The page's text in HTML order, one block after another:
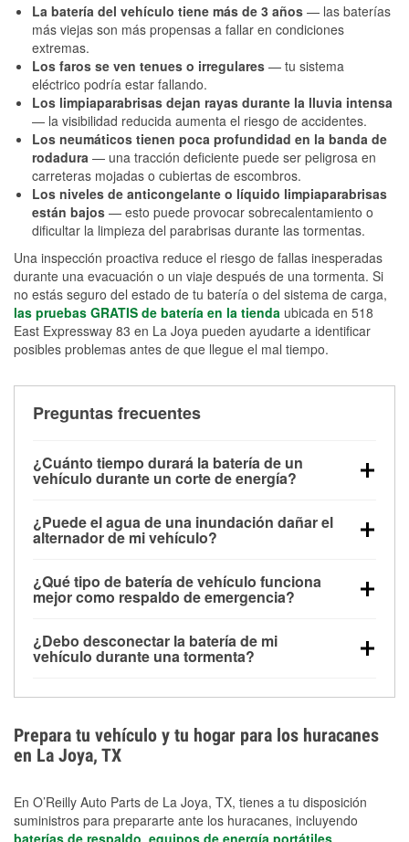
La batería del vehículo tiene más de 3 años — las baterías
más viejas son más propensas a fallar en condiciones
extremas.
Los faros se ven tenues o irregulares — tu sistema
eléctrico podría estar fallando.
Los limpiaparabrisas dejan rayas durante la lluvia intensa
— la visibilidad reducida aumenta el riesgo de accidentes.
Los neumáticos tienen poca profundidad en la banda de
rodadura — una tracción deficiente puede ser peligrosa en
carreteras mojadas o cubiertas de escombros.
Los niveles de anticongelante o líquido limpiaparabrisas
están bajos — esto puede provocar sobrecalentamiento o
dificultar la limpieza del parabrisas durante las tormentas.
Una inspección proactiva reduce el riesgo de fallas inesperadas
durante una evacuación o un viaje después de una tormenta. Si
no estás seguro del estado de tu batería o del sistema de carga,
las pruebas GRATIS de batería en la tienda ubicada en 518
East Expressway 83 en La Joya pueden ayudarte a identificar
posibles problemas antes de que llegue el mal tiempo.
Preguntas frecuentes
¿Cuánto tiempo durará la batería de un
vehículo durante un corte de energía?
alimentar pequeños accesorios durante un tiempo
limitado, pero el uso repetido sin conducir el vehículo
contar con un equipo de carga de respaldo para
cortes prolongados.
¿Puede el agua de una inundación dañar el
alternador de mi vehículo?
parte baja del compartimento del motor y pueden
dañarse si se sumergen, lo que puede provocar una
días después de la exposición.
¿Qué tipo de batería de vehículo funciona
mejor como respaldo de emergencia?
para aplicaciones de ciclo profundo porque son
selladas, resistentes a las vibraciones y más
¿Debo desconectar la batería de mi
vehículo durante una tormenta?
los daños por inundación. Evitar el agua estancada y
preparar opciones de carga de respaldo son
medidas de protección más efectivas.
Prepara tu vehículo y tu hogar para los huracanes
en La Joya, TX
En O’Reilly Auto Parts de La Joya, TX, tienes a tu disposición
suministros para prepararte ante los huracanes, incluyendo
baterías de respaldo, equipos de energía portátiles,